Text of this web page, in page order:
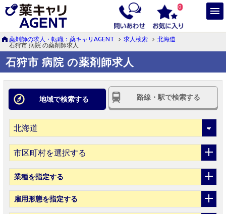
0
薬剤師の求人・転職：薬キャリAGENT 求人検索
北海道
石狩市 病院 の薬剤師求人
石狩市 病院 の薬剤師求人
地域で検索する 路線・駅で検索する
市区町村を選択する
業種を指定する
雇用形態を指定する